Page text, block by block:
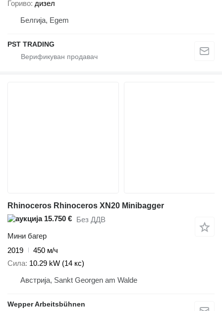
Гориво дизел
Белгија, Egem
PST TRADING
Rhinoceros Rhinoceros XN20 Minibagger
15.750 € Без ДДВ
Мини багер
2019
450 м/ч
Сила 10.29 kW (14 кс)
Австрија, Sankt Georgen am Walde
Wepper Arbeitsbühnen